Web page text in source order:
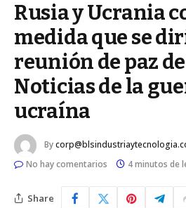
Rusia y Ucrania
medida que se
reunión de paz de
Noticias de la
ucraína
By
No hay comentarios
4 minutos de
Share